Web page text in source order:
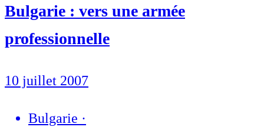
Bulgarie : vers une armée
professionnelle
10 juillet 2007
Bulgarie ·